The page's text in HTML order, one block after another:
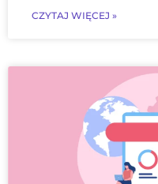
CZYTAJ WIĘCEJ »